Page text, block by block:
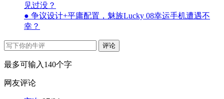
见过没？
● 争议设计+平庸配置，魅族Lucky 08幸运手机遭遇不
幸？
评论
最多可输入140个字
网友评论